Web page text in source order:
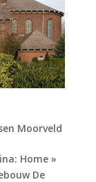
Moorveld
Home »
De